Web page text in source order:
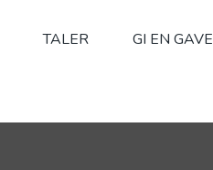
TALER GI EN GAVE